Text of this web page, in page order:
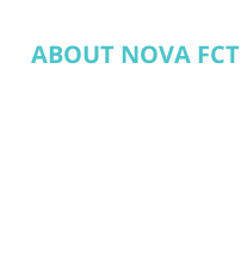
ABOUT NOVA FCT